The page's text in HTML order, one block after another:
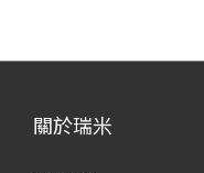
關於瑞米